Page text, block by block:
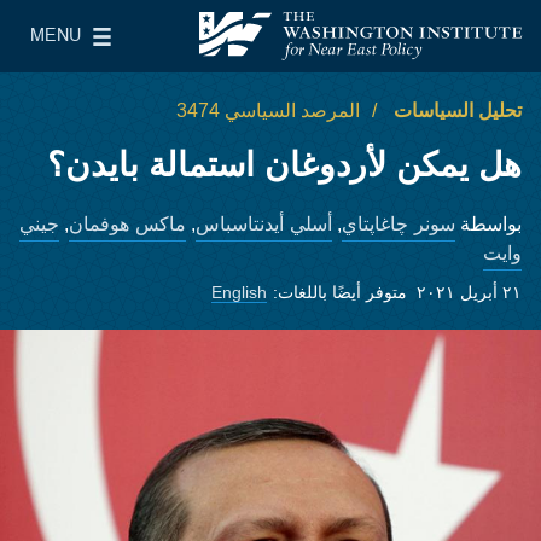
معهد واشنطن لسياسات الشرق الأدنى
MENU
Main Menu
تحليل السياسات المرصد السياسي 3474
هل يمكن لأردوغان استمالة بايدن؟
بواسطة سونر چاغاپتاي, أسلي أيدنتاسباس, ماكس هوفمان, جيني
وايت
٢١ أبريل ٢٠٢١ متوفر أيضًا باللغات: English